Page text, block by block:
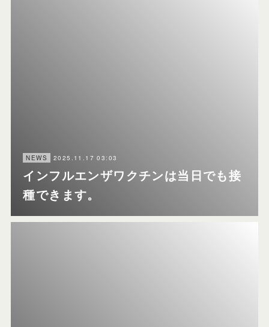
NEWS 2025.11.17 03:03
インフルエンザワクチンは当日でも接
種できます。